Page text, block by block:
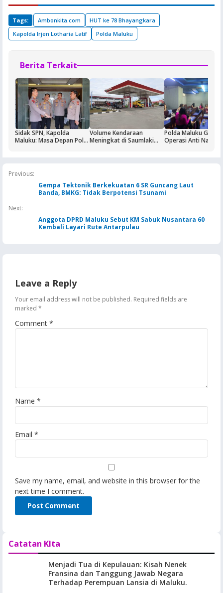
Tags: Ambonkita.com
HUT ke 78 Bhayangkara
Kapolda Irjen Lotharia Latif
Polda Maluku
Berita Terkait
Sidak SPN, Kapolda
Maluku: Masa Depan Polri
Volume Kendaraan
Meningkat di Saumlaki
Polda Maluku Gelar
Operasi Anti
Previous:
Gempa Tektonik Berkekuatan 6 SR Guncang Laut
Banda, BMKG: Tidak Berpotensi Tsunami
Next:
Anggota DPRD Maluku Sebut KM Sabuk Nusantara 60
Kembali Layari Rute Antarpulau
Leave a Reply
Your email address will not be published. Required fields are
marked *
Comment *
Name *
Email *
Save my name, email, and website in this browser for the
next time I comment.
Catatan KIta
Menjadi Tua di Kepulauan: Kisah Nenek
Fransina dan Tanggung Jawab Negara
Terhadap Perempuan Lansia di Maluku.